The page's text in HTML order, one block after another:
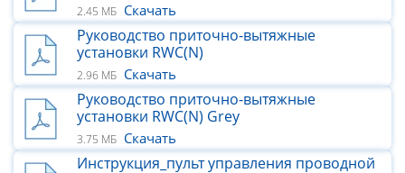
2.45 МБ Скачать
Руководство приточно-вытяжные
установки RWC(N)
2.96 МБ Скачать
Руководство приточно-вытяжные
установки RWC(N) Grey
3.75 МБ Скачать
Инструкция_пульт управления проводной